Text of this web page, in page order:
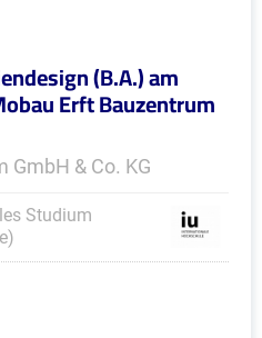
(B.A.) am
Erft Bauzentrum
GmbH & Co. KG
Studium